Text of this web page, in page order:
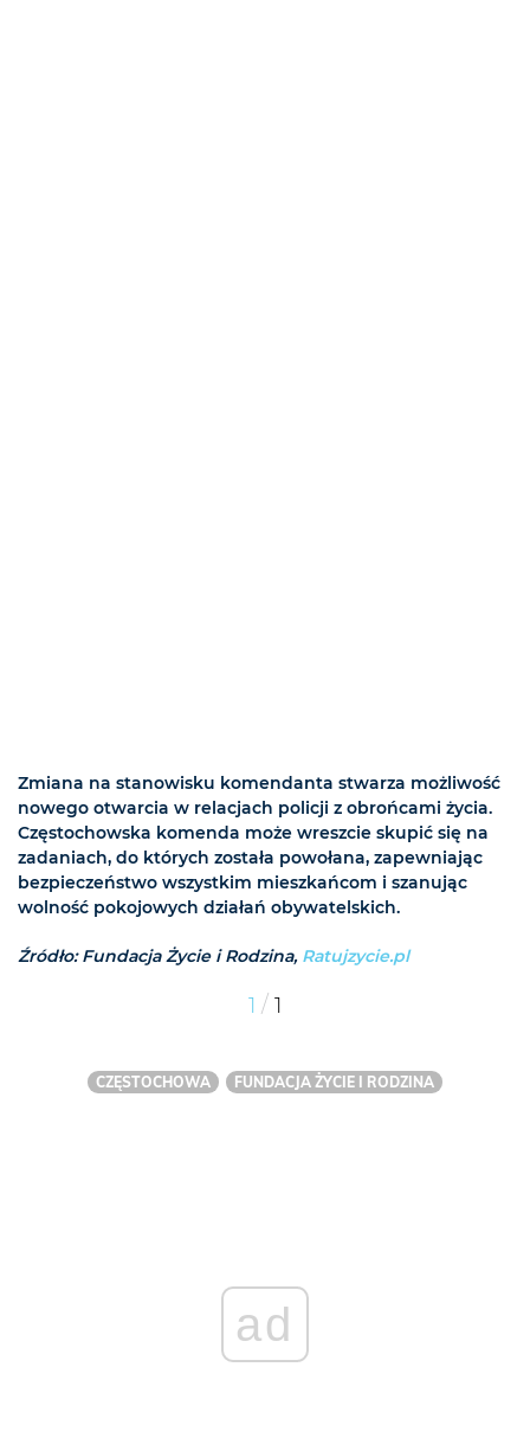
Zmiana na stanowisku komendanta stwarza możliwość
nowego otwarcia w relacjach policji z obrońcami życia.
Częstochowska komenda może wreszcie skupić się na
zadaniach, do których została powołana, zapewniając
bezpieczeństwo wszystkim mieszkańcom i szanując
wolność pokojowych działań obywatelskich.
Źródło: Fundacja Życie i Rodzina, Ratujzycie.pl
1 / 1
CZĘSTOCHOWA FUNDACJA ŻYCIE I RODZINA
ad